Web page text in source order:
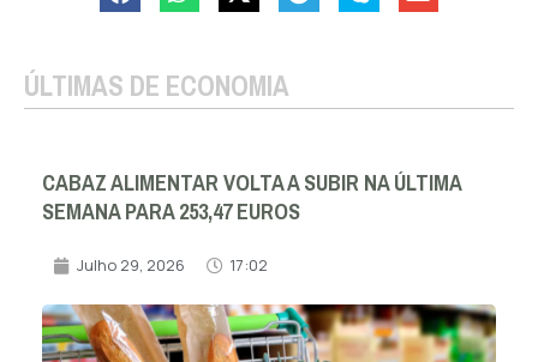
ÚLTIMAS DE ECONOMIA
CABAZ ALIMENTAR VOLTA A SUBIR NA ÚLTIMA
SEMANA PARA 253,47 EUROS
Julho 29, 2026 17:02